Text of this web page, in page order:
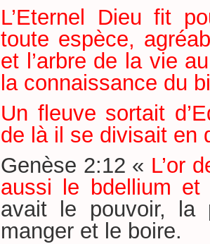
L’Eternel Dieu fit
toute espèce,
et l’arbre de la vie
la connaissance du
Un fleuve sortait
de là il se divisait en
Genèse 2:12 « L’or
aussi le bdellium et
avait le pouvoir, la
manger et le boire.